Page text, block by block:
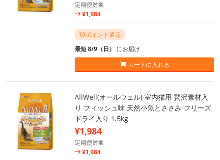
定期便対象
¥1,984
19ポイント還元
最短 8/9（日） にお届け
カートに入れる
AllWell(オールウェル) 室内猫用 贅沢素材入
り フィッシュ味 天然小魚とささみ フリーズ
ドライ入り 1.5kg
¥1,984
定期便対象
¥1,984